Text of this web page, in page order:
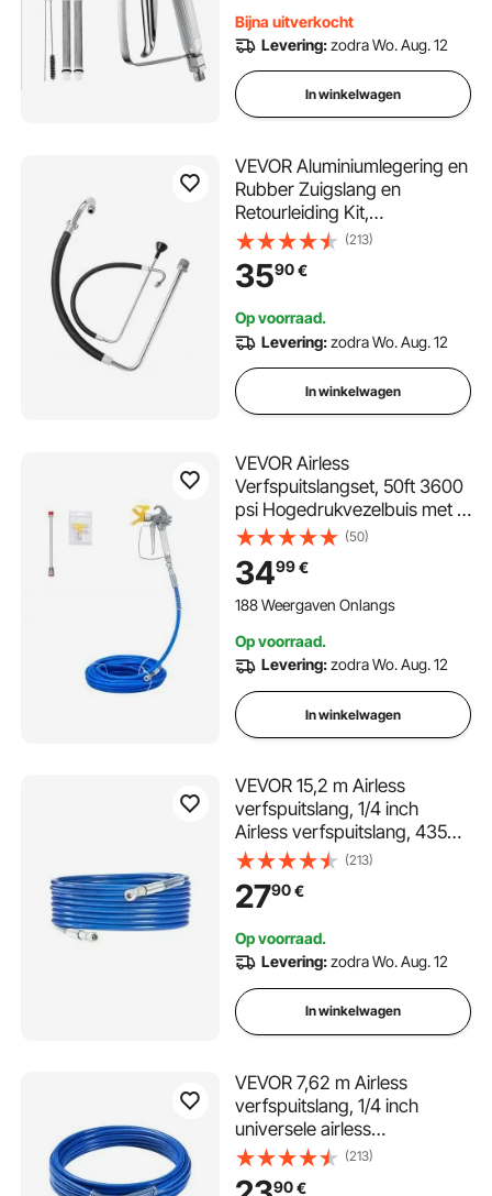
voor airless spuitmachine
Bijna uitverkocht
Levering:zodra Wo. Aug. 12
In winkelwagen
VEVOR Aluminiumlegering en
Rubber Zuigslang en
Retourleiding Kit,
Verfspuitgereedschapsonder
deel, Compatibel met
meerdere Airless
(213)
3590€
Op voorraad.
Levering:zodra Wo. Aug. 12
In winkelwagen
VEVOR Airless
Verfspuitslangset, 50ft 3600
psi Hogedrukvezelbuis met 8
inch verlengstang, inclusief
517-punt en
puntbescherming, 1/4"
draaibare verbinding voor
of hekken
(50)
3499€
188 Weergaven Onlangs
Op voorraad.
Levering:zodra Wo. Aug. 12
In winkelwagen
VEVOR 15,2 m Airless
verfspuitslang, 1/4 inch
Airless verfspuitslang, 4350
PSI flexibele Airless
spuitslang, meerlaagse
versterkte stalen gevlochten
(213)
2790€
Op voorraad.
Levering:zodra Wo. Aug. 12
In winkelwagen
VEVOR 7,62 m Airless
verfspuitslang, 1/4 inch
universele airless
verfspuitslang, 4350 PSI
airless spuitslang,
(213)
90€